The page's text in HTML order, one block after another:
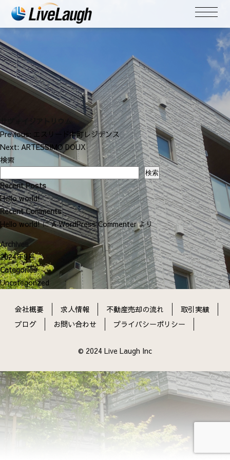
サヴォイジアトリウム
投
稿
ナ
ゲ
ー
シ
ョ
Previous: エスリード本町レジデンス
Next: ARTESSIMO DOUX
検索
検索
Recent Posts
Hello world!
Recent Comments
Hello world!にA WordPress Commenterより
Archives
2024年9月
Categories
Uncategorized
会社概要 求人情報 不動産売却の流れ
取引実績
ブログ
お問い合わせ プライバシーポリシー
© 2024 Live Laugh Inc